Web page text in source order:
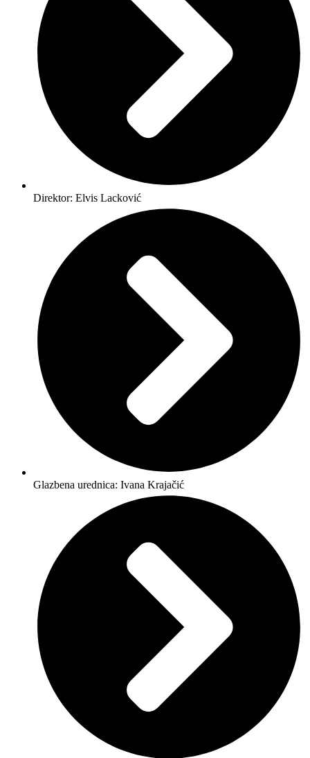
Direktor: Elvis Lacković
Glazbena urednica: Ivana Krajačić